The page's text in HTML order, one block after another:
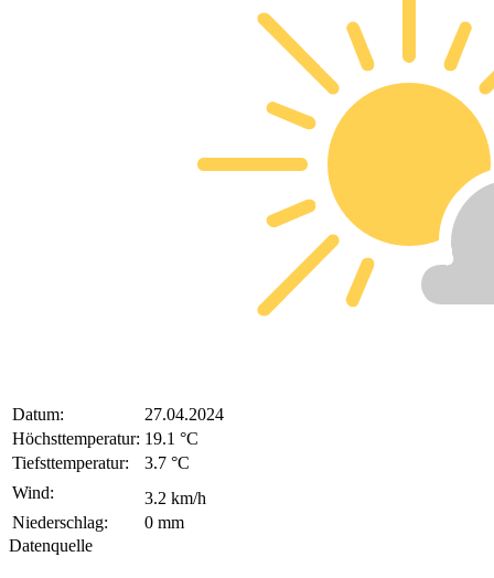
Datum:
27.04.2024
Höchsttemperatur: 19.1 °C
Tiefsttemperatur:
3.7 °C
Wind:
3.2 km/h
Niederschlag:
0 mm
Datenquelle